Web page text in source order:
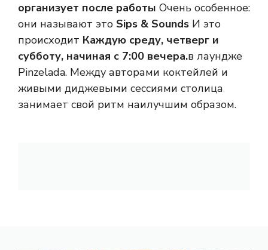
организует после работы Очень особенное:
они называют это Sips & Sounds И это
происходит Каждую среду, четверг и
субботу, начиная с 7:00 вечера.в лаундже
Pinzelada. Между авторами коктейлей и
живыми диджевыми сессиями столица
занимает свой ритм наилучшим образом.